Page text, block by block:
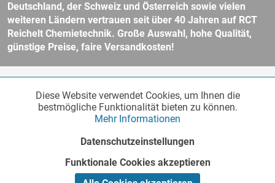
Deutschland, der Schweiz und Österreich sowie vielen
weiteren Ländern vertrauen seit über 40 Jahren auf RCT
Reichelt Chemietechnik. Große Auswahl, hohe Qualität,
günstige Preise, faire Versandkosten!
und ggf. Nachnahmegebühren, wenn nicht anders beschrieben.
Unser Webshop richtet sich an Unternehmer, öffentliche Institute und
andere gewerbliche Kunden im Sinne des § 14 BGB. Kein Verkauf an
für weitere Informationen.
Funktionale Aktiv
Inaktiv
Diese Website verwendet Cookies, um Ihnen die
bestmögliche Funktionalität bieten zu können.
Mehr Informationen
Datenschutzeinstellungen
Funktionale Cookies akzeptieren